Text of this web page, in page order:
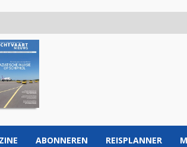
ABONNEREN REISPLANNER